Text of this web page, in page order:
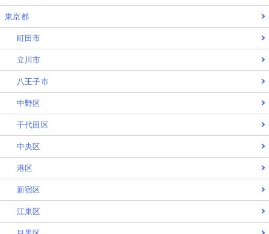
東京都
町田市
立川市
八王子市
中野区
千代田区
中央区
港区
新宿区
江東区